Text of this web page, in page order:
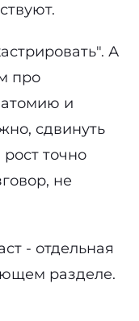
А
про
и
сдвинуть
рост точно
не
- отдельная
разделе.